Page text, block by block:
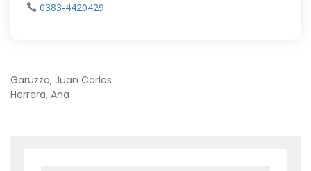
0383-4420429
NAVEGACIÓN
Garuzzo, Juan Carlos
Herrera, Ana